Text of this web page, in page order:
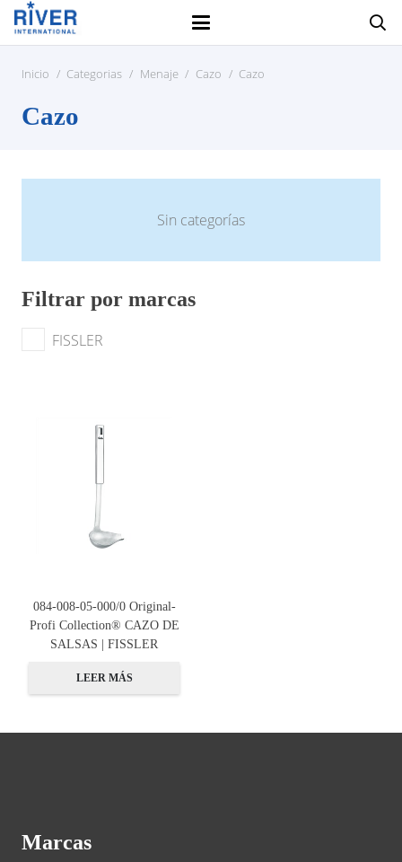
Inicio / Categorias / Menaje / Cazo / Cazo
Cazo
Sin categorías
Filtrar por marcas
FISSLER
084-008-05-000/0 Original-
Profi Collection® CAZO DE
SALSAS | FISSLER
LEER MÁS
Marcas